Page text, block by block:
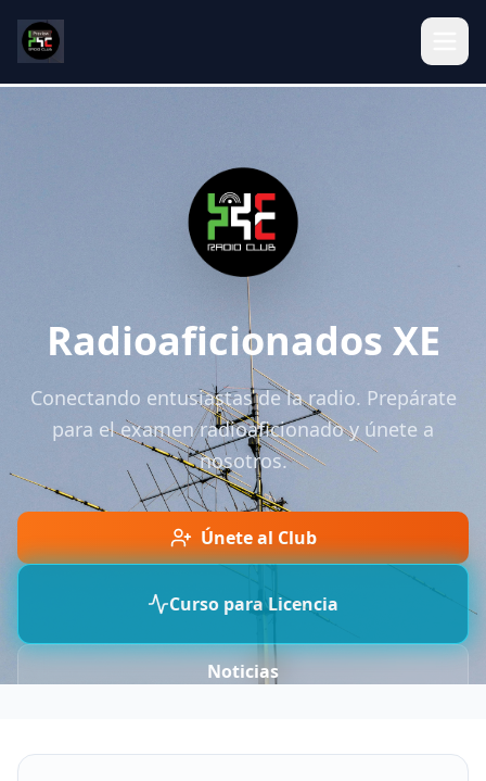
Radioaficionados XE
Conectando entusiastas de la radio. Prepárate
para el examen radioaficionado y únete a
nosotros.
Únete al Club
Curso para Licencia
Noticias